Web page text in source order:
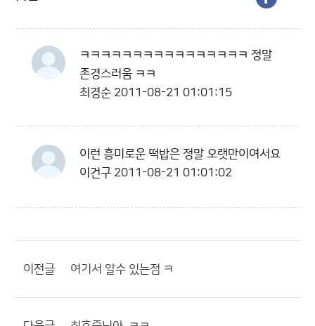
ㅋㅋㅋㅋㅋㅋㅋㅋㅋㅋㅋㅋㅋㅋㅋㅋ 정말
존경스러움 ㅋㅋ
최경순 2011-08-21 01:01:15
이런 흥미로운 떡밥은 정말 오랫만이여서요
이건구 2011-08-21 01:01:02
이전글 여기서 알수 있는점 ㅋ